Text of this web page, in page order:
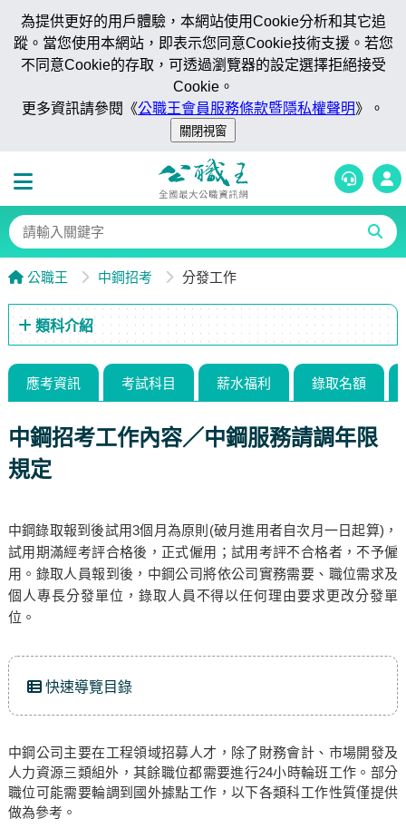
為提供更好的用戶體驗，本網站使用Cookie分析和其它追
蹤。當您使用本網站，即表示您同意Cookie技術支援。若您
不同意Cookie的存取，可透過瀏覽器的設定選擇拒絕接受
Cookie。
更多資訊請參閱《公職王會員服務條款暨隱私權聲明》。
公職王 中鋼招考 分發工作
類科介紹
應考資訊 考試科目 薪水福利 錄取名額
中鋼招考工作內容／中鋼服務請調年限
規定
中鋼錄取報到後試用3個月為原則(破月進用者自次月一日起算)，
試用期滿經考評合格後，正式僱用；試用考評不合格者，不予僱
用。錄取人員報到後，中鋼公司將依公司實務需要、職位需求及
個人專長分發單位，錄取人員不得以任何理由要求更改分發單
位。
快速導覽目錄
中鋼公司主要在工程領域招募人才，除了財務會計、市場開發及
人力資源三類組外，其餘職位都需要進行24小時輪班工作。部分
職位可能需要輪調到國外據點工作，以下各類科工作性質僅提供
做為參考。